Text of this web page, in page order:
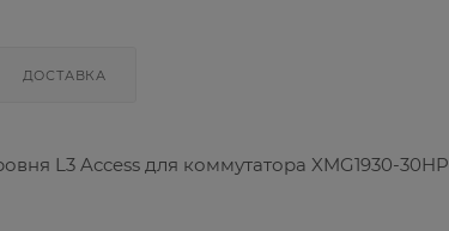
ДОСТАВКА
L3 Access для коммутатора XMG1930-30HP